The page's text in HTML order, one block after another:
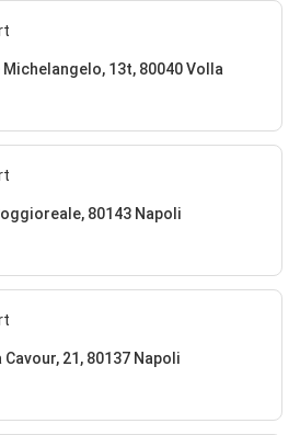
Michelangelo, 13t, 80040 Volla
80143 Napoli
Cavour, 21, 80137 Napoli